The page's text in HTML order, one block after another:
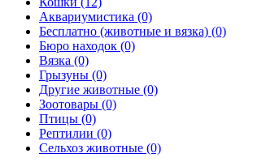
Аквариумистика (0)
Бесплатно (животные и вязка) (0)
Бюро находок (0)
Вязка (0)
Грызуны (0)
Другие животные (0)
Зоотовары (0)
Птицы (0)
Рептилии (0)
Сельхоз животные (0)